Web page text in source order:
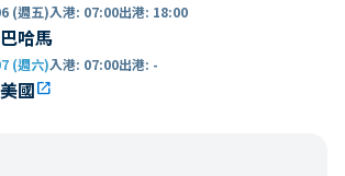
(週五)入港: 07:00出港: 18:00
哈馬
(週六)入港: 07:00出港: -
國open_in_new